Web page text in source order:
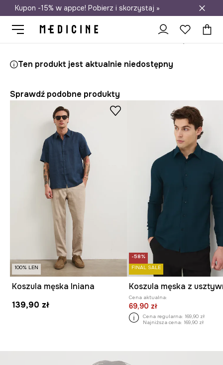
Darmowa dostawa do salonów
Kupon -15% w appce! Pobierz i skorzystaj »
Ten produkt jest aktualnie niedostępny
Sprawdź podobne produkty
100% LEN
Koszula męska lniana
139,90 zł
-58%
FINAL SALE
Cena aktualna:
69,90 zł
Cena regularna: 169,90 zł
Najniższa cena: 169,90 zł